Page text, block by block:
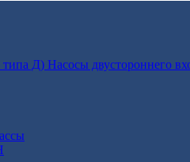
Насосы двустороннего